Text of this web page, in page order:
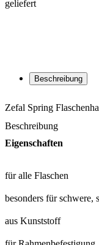
geliefert
Beschreibung
Zefal Spring
Beschreibung
Eigenschaften
für alle Flaschen
besonders für schwere,
aus Kunststoff